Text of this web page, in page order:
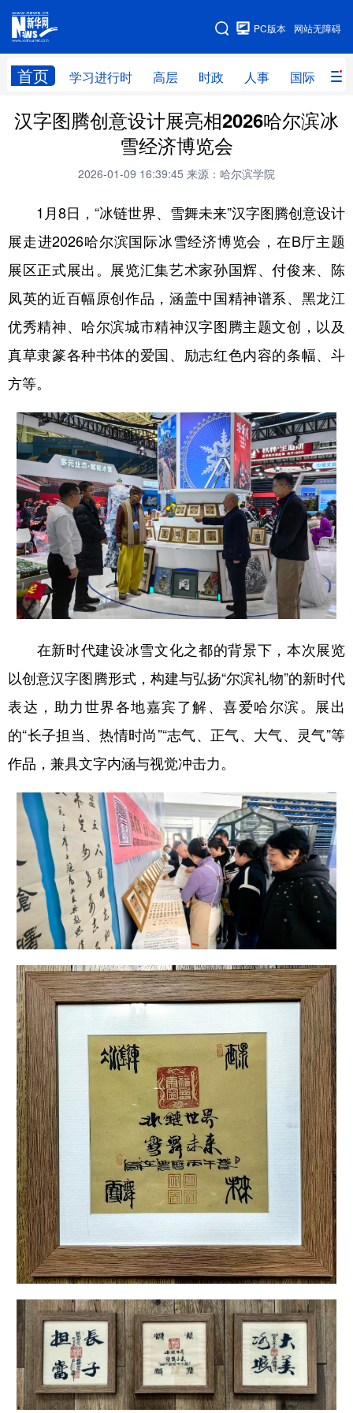
网站无障碍
PC版本
首页 学习进行时 高层 时政 人事 国际 财
网站地图
学习进行时 高层 时政 人事
财经 网评
全球连线
科技 科普 体育 文化
健康 军事 访谈 视频
食品 人居 信息化 乡村振兴
溯源中国 城市 旅游 能源
悦读 公益 书画 一带一路
亚太网 上市公司 投教基地
地方频道
北京 天津 河北 山西
辽宁 吉林 上海 江苏
浙江 安徽 福建 江西
山东 河南 湖北 湖南
广东 广西 海南 重庆
四川 贵州 云南 西藏
陕西 甘肃 青海 宁夏
多语种频道
English Español Français عربى
Русский язык 日本語 한국어
Deutsch Português
汉字图腾创意设计展亮相2026哈尔滨冰
雪经济博览会
2026-01-09 16:39:45 来源：哈尔滨学院
1月8日，“冰链世界、雪舞未来”汉字图腾创意设计
展走进2026哈尔滨国际冰雪经济博览会，在B厅主题
展区正式展出。展览汇集艺术家孙国辉、付俊来、陈
凤英的近百幅原创作品，涵盖中国精神谱系、黑龙江
优秀精神、哈尔滨城市精神汉字图腾主题文创，以及
真草隶篆各种书体的爱国、励志红色内容的条幅、斗
方等。
在新时代建设冰雪文化之都的背景下，本次展览
以创意汉字图腾形式，构建与弘扬“尔滨礼物”的新时代
表达，助力世界各地嘉宾了解、喜爱哈尔滨。展出
的“长子担当、热情时尚”“志气、正气、大气、灵气”等
作品，兼具文字内涵与视觉冲击力。